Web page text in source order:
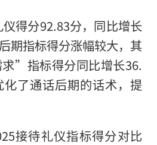
得分92.83分，同比增长
期指标得分涨幅较大，其
”指标得分同比增长36.
了通话后期的话术，提
接待礼仪指标得分对比